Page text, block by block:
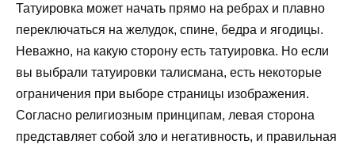
Татуировка может начать прямо на ребрах и плавно
переключаться на желудок, спине, бедра и ягодицы.
Неважно, на какую сторону есть татуировка. Но если
вы выбрали татуировки талисмана, есть некоторые
ограничения при выборе страницы изображения.
Согласно религиозным принципам, левая сторона
представляет собой зло и негативность, и правильная